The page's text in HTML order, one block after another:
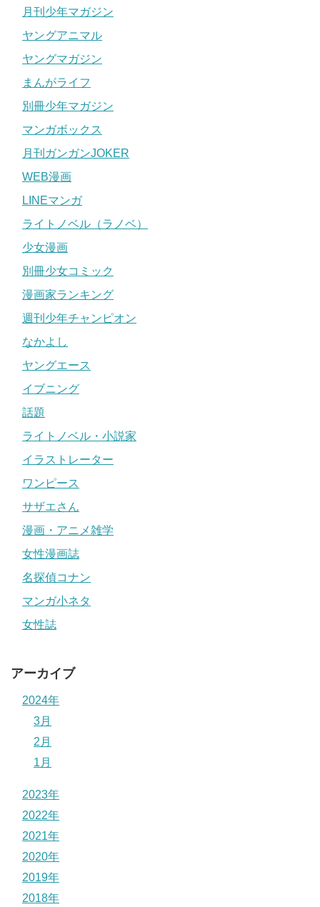
月刊少年マガジン
ヤングアニマル
ヤングマガジン
まんがライフ
別冊少年マガジン
マンガボックス
月刊ガンガンJOKER
WEB漫画
LINEマンガ
ライトノベル（ラノベ）
少女漫画
別冊少女コミック
漫画家ランキング
週刊少年チャンピオン
なかよし
ヤングエース
イブニング
話題
ライトノベル・小説家
イラストレーター
ワンピース
サザエさん
漫画・アニメ雑学
女性漫画誌
名探偵コナン
マンガ小ネタ
女性誌
アーカイブ
2024年
3月
2月
1月
2023年
2022年
2021年
2020年
2019年
2018年